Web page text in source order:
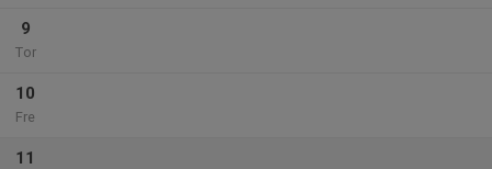
9
Tor
10
Fre
11